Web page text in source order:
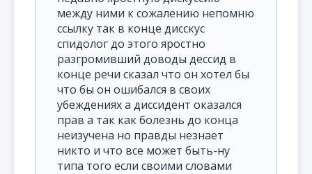
между ними к сожалению непомню
ссылку так в конце дисскус
спидолог до этого яростно
разгромивший доводы дессид в
конце речи сказал что он хотел бы
что бы он ошибался в своих
убеждениях а диссидент оказался
прав а так как болезнь до конца
неизучена но правды незнает
никто и что все может быть-ну
типа того если своими словами